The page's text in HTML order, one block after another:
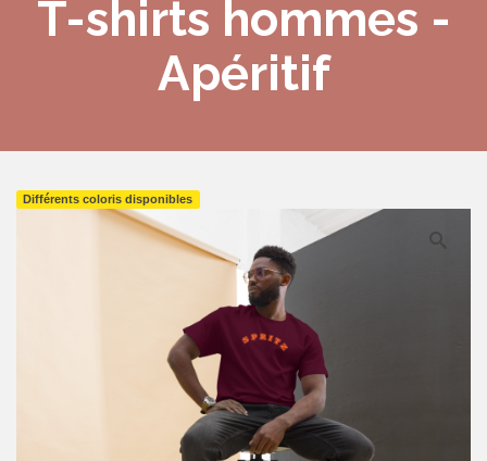
T-shirts hommes -
Apéritif
Différents coloris disponibles